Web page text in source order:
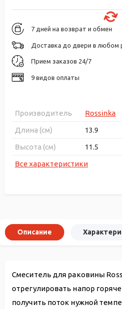
7 дней на возврат и обмен
Доставка до двери в любом
Прием заказов 24/7
9 видов оплаты
Производитель
Rossinka
Длина (см)
13.9
Высота (см)
11.5
Все характеристики
Описание
Смеситель для раковины
отрегулировать напор
получить поток нужной